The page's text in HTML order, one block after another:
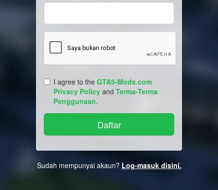
I agree to the GTA5-Mods.com
Privacy Policy and Terma-Terma
Penggunaan.
Sudah mempunyai akaun? Log-masuk disini.